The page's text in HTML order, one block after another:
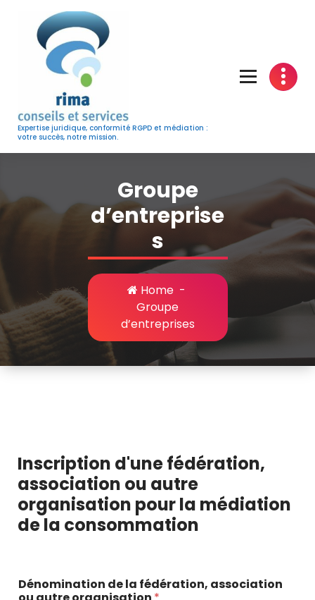
content
Expertise juridique, conformité RGPD et médiation :
votre succès, notre mission.
Groupe
d’entreprise
s
Home-
Groupe
d’entreprises
Inscription d'une fédération,
association ou autre
organisation pour la médiation
de la consommation
Dénomination de la fédération, association